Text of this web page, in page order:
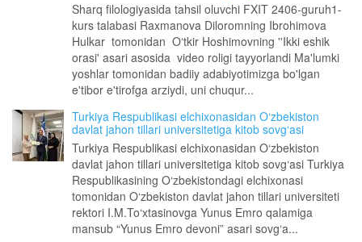
Sharq filologiyasida tahsil oluvchi FXIT 2406-guruh1-
kurs talabasi Raxmanova Diloromning Ibrohimova
Hulkar tomonidan Oʻtkir Hoshimovning ''Ikki eshik
orasi' asari asosida video roligi tayyorlandi Ma'lumki
yoshlar tomonidan badiiy adabiyotimizga bo'lgan
e'tibor e'tirofga arziydi, uni chuqur...
Turkiya Respublikasi elchixonasidan O‘zbekiston
davlat jahon tillari universitetiga kitob sovg‘asi
Turkiya Respublikasi elchixonasidan O‘zbekiston
davlat jahon tillari universitetiga kitob sovg‘asi Turkiya
Respublikasining O‘zbekistondagi elchixonasi
tomonidan O‘zbekiston davlat jahon tillari universiteti
rektori I.M.To‘xtasinovga Yunus Emro qalamiga
mansub “Yunus Emro devoni” asari sovg‘a...